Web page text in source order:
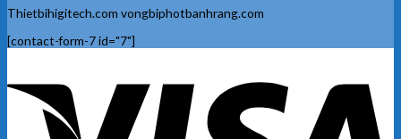
Thietbihigitech.com vongbiphotbanhrang.com
[contact-form-7 id="7"]